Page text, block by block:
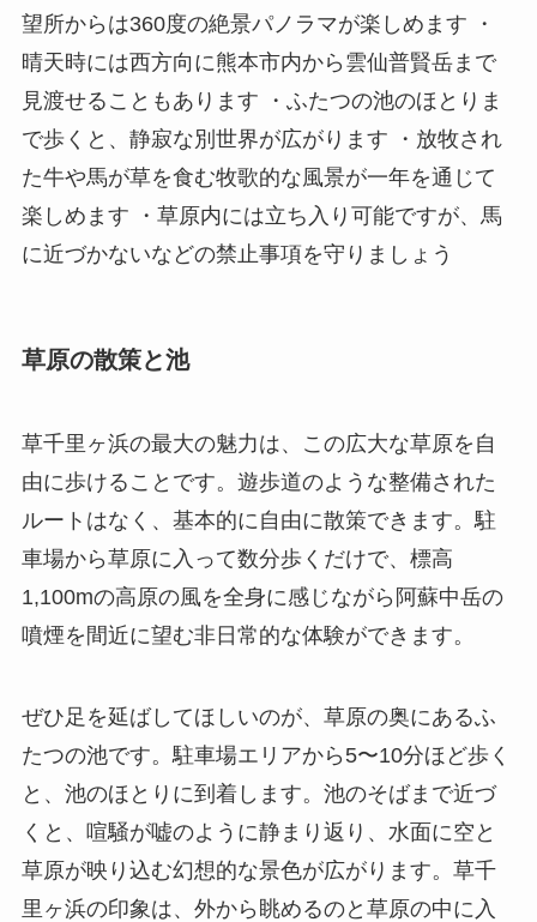
望所からは360度の絶景パノラマが楽しめます ・
晴天時には西方向に熊本市内から雲仙普賢岳まで
見渡せることもあります ・ふたつの池のほとりま
で歩くと、静寂な別世界が広がります ・放牧され
た牛や馬が草を食む牧歌的な風景が一年を通じて
楽しめます ・草原内には立ち入り可能ですが、馬
に近づかないなどの禁止事項を守りましょう
草原の散策と池
草千里ヶ浜の最大の魅力は、この広大な草原を自
由に歩けることです。遊歩道のような整備された
ルートはなく、基本的に自由に散策できます。駐
車場から草原に入って数分歩くだけで、標高
1,100mの高原の風を全身に感じながら阿蘇中岳の
噴煙を間近に望む非日常的な体験ができます。
ぜひ足を延ばしてほしいのが、草原の奥にあるふ
たつの池です。駐車場エリアから5〜10分ほど歩く
と、池のほとりに到着します。池のそばまで近づ
くと、喧騒が嘘のように静まり返り、水面に空と
草原が映り込む幻想的な景色が広がります。草千
里ヶ浜の印象は、外から眺めるのと草原の中に入